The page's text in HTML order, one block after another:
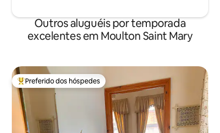
Outros aluguéis por temporada
excelentes em Moulton Saint Mary
Entre os melhores preferidos dos hóspedes
Preferido dos hóspedes